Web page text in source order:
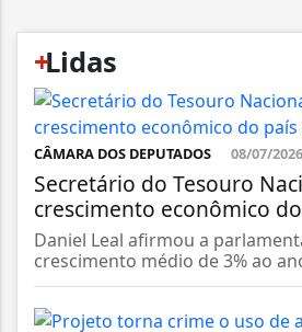
+
Lidas
CÂMARA DOS DEPUTADOS 08/07/2026
Secretário do Tesouro
crescimento econômico
Daniel Leal afirmou a
crescimento médio de 3% ao